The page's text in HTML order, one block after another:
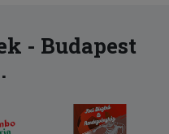
- Budapest